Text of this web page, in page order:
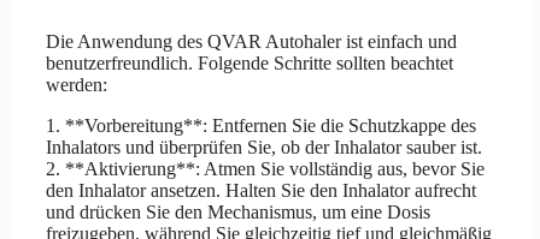
Die Anwendung des QVAR Autohaler ist einfach und
benutzerfreundlich. Folgende Schritte sollten beachtet
werden:
1. **Vorbereitung**: Entfernen Sie die Schutzkappe des
Inhalators und überprüfen Sie, ob der Inhalator sauber ist.
2. **Aktivierung**: Atmen Sie vollständig aus, bevor Sie
den Inhalator ansetzen. Halten Sie den Inhalator aufrecht
und drücken Sie den Mechanismus, um eine Dosis
freizugeben, während Sie gleichzeitig tief und gleichmäßig